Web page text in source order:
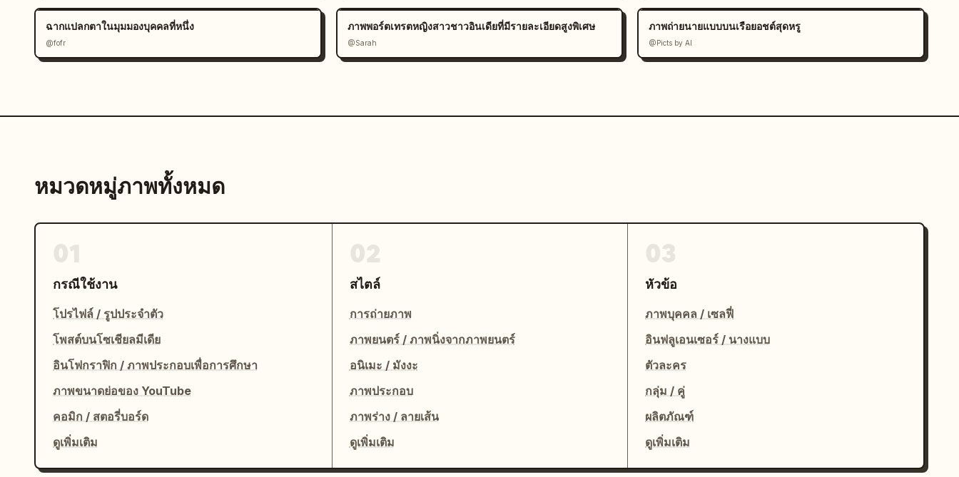
ฉากแปลกตาในมุมมองบุคคลที่หนึ่ง
@fofr
ภาพพอร์ตเทรตหญิงสาวชาวอินเดียที่มีรายละเอียดสูงพิเศษ
@Sarah
ภาพถ่ายนายแบบบนเรือยอชต์สุดหรู
@Picts by AI
หมวดหมู่ภาพทั้งหมด
กรณีใช้งาน
โปรไฟล์ / รูปประจำตัว
โพสต์บนโซเชียลมีเดีย
อินโฟกราฟิก / ภาพประกอบเพื่อการศึกษา
ภาพขนาดย่อของ YouTube
คอมิก / สตอรี่บอร์ด
ดูเพิ่มเติม
สไตล์
การถ่ายภาพ
ภาพยนตร์ / ภาพนิ่งจากภาพยนตร์
อนิเมะ / มังงะ
ภาพประกอบ
ภาพร่าง / ลายเส้น
ดูเพิ่มเติม
หัวข้อ
ภาพบุคคล / เซลฟี่
อินฟลูเอนเซอร์ / นางแบบ
ตัวละคร
กลุ่ม / คู่
ผลิตภัณฑ์
ดูเพิ่มเติม